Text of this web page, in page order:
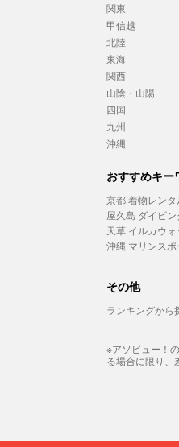
関東
甲信越
北陸
東海
関西
山陰・山陽
四国
九州
沖縄
おすすめキー
京都 着物レンタ
屋久島 ダイビン
天草 イルカウ
沖縄 マリンスポ
その他
ランキングから
※アソビュー！
る場合に限り、